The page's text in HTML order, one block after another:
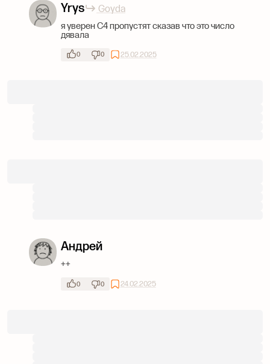
Yrys
Goyda
я уверен С4 пропустят сказав что это число
дявала
0 0 25.02.2025
Андрей
++
0 0 24.02.2025